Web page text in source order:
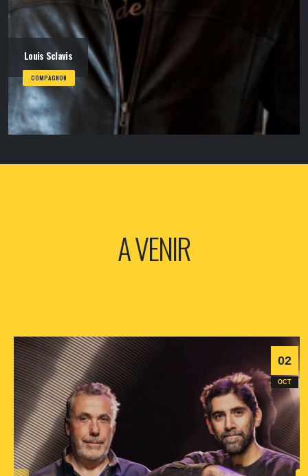
Louis Sclavis
COMPAGNON
A VENIR
02
OCT